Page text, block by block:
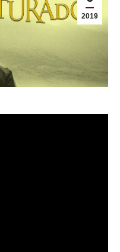
2019